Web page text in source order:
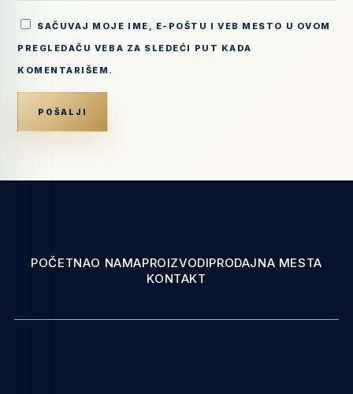
SAČUVAJ MOJE IME, E-POŠTU I VEB MESTO U OVOM
PREGLEDAČU VEBA ZA SLEDEĆI PUT KADA
KOMENTARIŠEM.
POČETNAO NAMAPROIZVODIPRODAJNA MESTA
KONTAKT